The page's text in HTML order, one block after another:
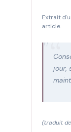
Extrait
article.
"
jour,
(traduit